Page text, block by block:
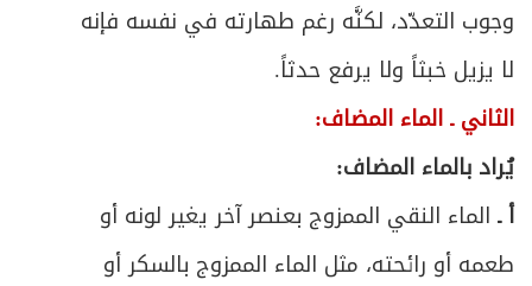
وجوب التعدّد، لكنَّه رغم طهارته في نفسه فإنه
لا يزيل خبثاً ولا يرفع حدثاً.
الثاني ـ الماء المضاف:
يُراد بالماء المضاف:
أ ـ الماء النقي الممزوج بعنصر آخر يغير لونه أو
طعمه أو رائحته، مثل الماء الممزوج بالسكر أو